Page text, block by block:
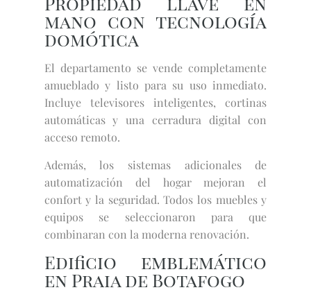
mano con tecnología
domótica
El departamento se vende completamente
amueblado y listo para su uso inmediato.
Incluye televisores inteligentes, cortinas
automáticas y una cerradura digital con
acceso remoto.
Además, los sistemas adicionales de
automatización del hogar mejoran el
confort y la seguridad. Todos los muebles y
equipos se seleccionaron para que
combinaran con la moderna renovación.
Edificio emblemático
en Praia de Botafogo